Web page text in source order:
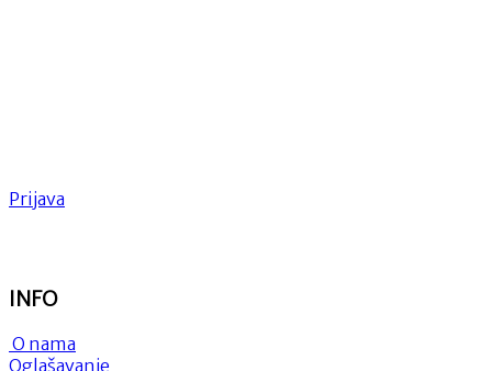
Prijava
INFO
O nama
Oglašavanje